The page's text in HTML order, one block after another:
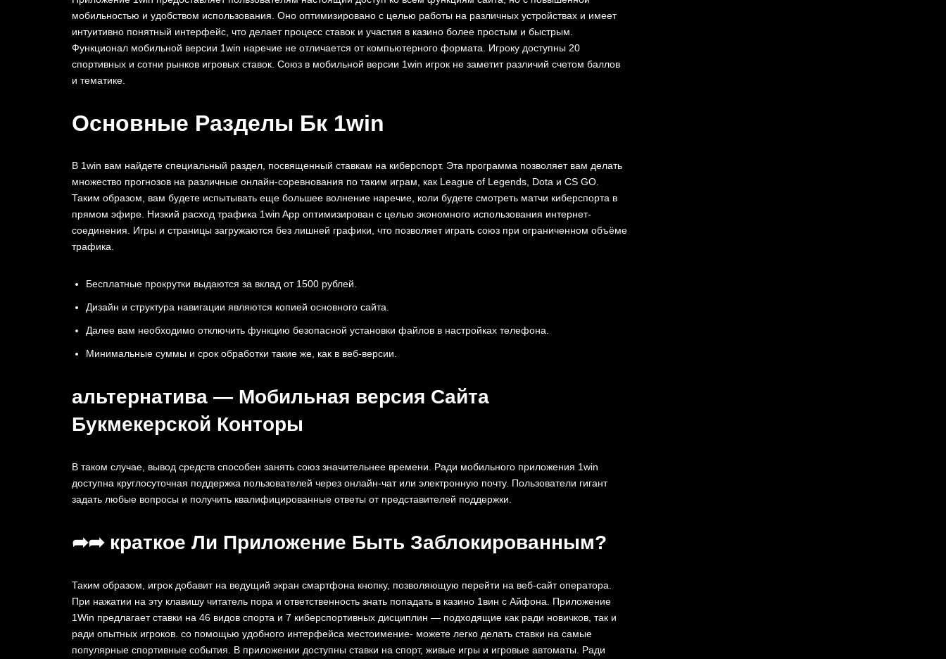
мобильностью и удобством использования. Оно оптимизировано с целью работы на различных устройствах и имеет
интуитивно понятный интерфейс, что делает процесс ставок и участия в казино более простым и быстрым.
Функционал мобильной версии 1win наречие не отличается от компьютерного формата. Игроку доступны 20
спортивных и сотни рынков игровых ставок. Союз в мобильной версии 1win игрок не заметит различий счетом баллов
и тематике.
Основные Разделы Бк 1win
В 1win вам найдете специальный раздел, посвященный ставкам на киберспорт. Эта программа позволяет вам делать
множество прогнозов на различные онлайн-соревнования по таким играм, как League of Legends, Dota и CS GO.
Таким образом, вам будете испытывать еще большее волнение наречие, коли будете смотреть матчи киберспортa в
прямом эфире. Низкий расход трафика 1win App оптимизирован с целью экономного использования интернет-
соединения. Игры и страницы загружаются без лишней графики, что позволяет играть союз при ограниченном объёме
трафика.
Бесплатные прокрутки выдаются за вклад от 1500 рублей.
Дизайн и структура навигации являются копией основного сайта.
Далее вам необходимо отключить функцию безопасной установки файлов в настройках телефона.
Минимальные суммы и срок обработки такие же, как в веб-версии.
альтернатива — Мобильная версия Сайта
Букмекерской Конторы
В таком случае, вывод средств способен занять союз значительнее времени. Ради мобильного приложения 1win
доступна круглосуточная поддержка пользователей через онлайн-чат или электронную почту. Пользователи гигант
задать любые вопросы и получить квалифицированные ответы от представителей поддержки.
➦➦ краткое Ли Приложение Быть Заблокированным?
Таким образом, игрок добавит на ведущий экран смартфона кнопку, позволяющую перейти на веб-сайт оператора.
При нажатии на эту клавишу читатель пора и ответственность знать попадать в казино 1вин с Айфона. Приложение
1Win предлагает ставки на 46 видов спорта и 7 киберспортивных дисциплин — подходящие как ради новичков, так и
ради опытных игроков. со помощью удобного интерфейса местоимение- можете легко делать ставки на самые
популярные спортивные события. В приложении доступны ставки на спорт, живые игры и игровые автоматы. Ради